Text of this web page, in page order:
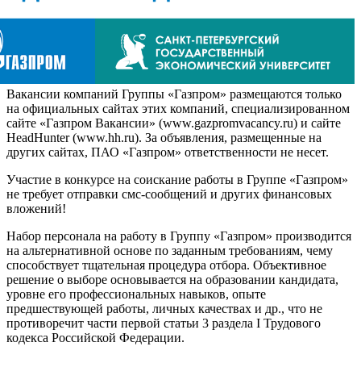
Вакансии компаний Группы «Газпром» размещаются только
на официальных сайтах этих компаний, специализированном
сайте «Газпром Вакансии» (www.gazpromvacancy.ru) и сайте
HeadHunter (www.hh.ru). За объявления, размещенные на
других сайтах, ПАО «Газпром» ответственности не несет.
Участие в конкурсе на соискание работы в Группе «Газпром»
не требует отправки смс-сообщений и других финансовых
вложений!
Набор персонала на работу в Группу «Газпром» производится
на альтернативной основе по заданным требованиям, чему
способствует тщательная процедура отбора. Объективное
решение о выборе основывается на образовании кандидата,
уровне его профессиональных навыков, опыте
предшествующей работы, личных качествах и др., что не
противоречит части первой статьи 3 раздела I Трудового
кодекса Российской Федерации.